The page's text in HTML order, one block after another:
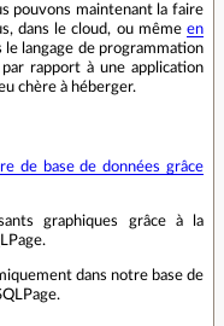
pouvons maintenant la faire
dans le cloud, ou même en
le langage de programmation
rapport à une application
chère à héberger.
de base de données grâce
graphiques grâce à la
dans notre base de